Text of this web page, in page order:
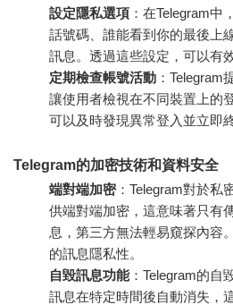
設定隱私選項 ：在Telegram中
話號碼、誰能看到你的最後上
訊息。透過這些設定，可以有
定期檢查帳號活動 ：Telegram
讓使用者檢視在不同裝置上的
可以及時發現異常登入並立即
Telegram的加密技術和資料安全
端對端加密：Telegram對於私
供端對端加密 ，這意味著只有
息，第三方無法輕易窺探內容
的訊息隱私性。
自毀訊息功能：Telegram的自
訊息在特定時間後自動消失，